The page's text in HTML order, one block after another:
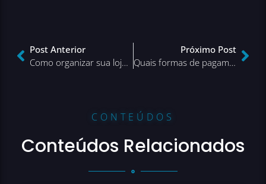
Post Anterior
Como organizar sua loja virtual no dia da Black Friday
Próximo Post
Quais formas de pagamento oferecer na Black Friday da sua loja virtual
CONTEÚDOS
Conteúdos Relacionados